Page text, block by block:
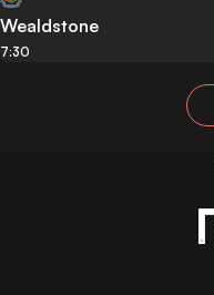
Wealdstone
7:30